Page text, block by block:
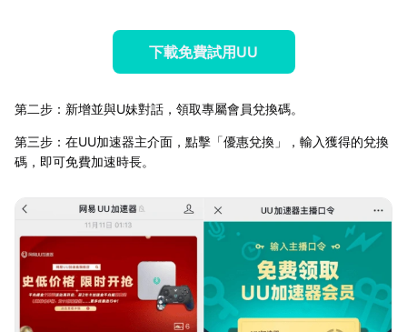
下載免費試用UU
第二步：新增並與U妹對話，領取專屬會員兌換碼。
第三步：在UU加速器主介面，點擊「優惠兌換」，輸入獲得的兌換
碼，即可免費加速時長。